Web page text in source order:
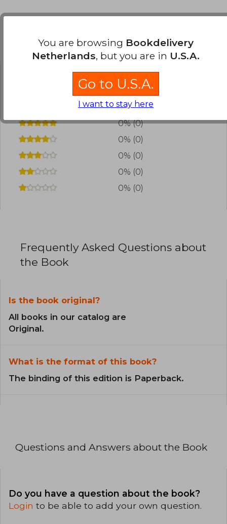
Customers reviews
Have you read this book? Loginto add your
0% (0)
0% (0)
0% (0)
0% (0)
0% (0)
Frequently Asked Questions about
the Book
Is the book original?
All books in our catalog are
Original.
What is the format of this book?
The binding of this edition is Paperback.
Questions and Answers about the Book
Do you have a question about the book?
Login to be able to add your own question.
You are browsing Bookdelivery
Netherlands, but you are in U.S.A.
Go to U.S.A.
I want to stay here